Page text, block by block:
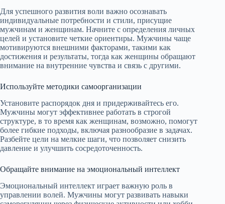
Для успешного развития воли важно осознавать
индивидуальные потребности и стили, присущие
мужчинам и женщинам. Начните с определения личных
целей и установите четкие ориентиры. Мужчины чаще
мотивируются внешними факторами, такими как
достижения и результаты, тогда как женщины обращают
внимание на внутренние чувства и связь с другими.
Используйте методики самоорганизации
Установите распорядок дня и придерживайтесь его.
Мужчины могут эффективнее работать в строгой
структуре, в то время как женщинам, возможно, помогут
более гибкие подходы, включая разнообразие в задачах.
Разбейте цели на мелкие шаги, что позволяет снизить
давление и улучшить сосредоточенность.
Обращайте внимание на эмоциональный интеллект
Эмоциональный интеллект играет важную роль в
управлении волей. Мужчины могут развивать навыки